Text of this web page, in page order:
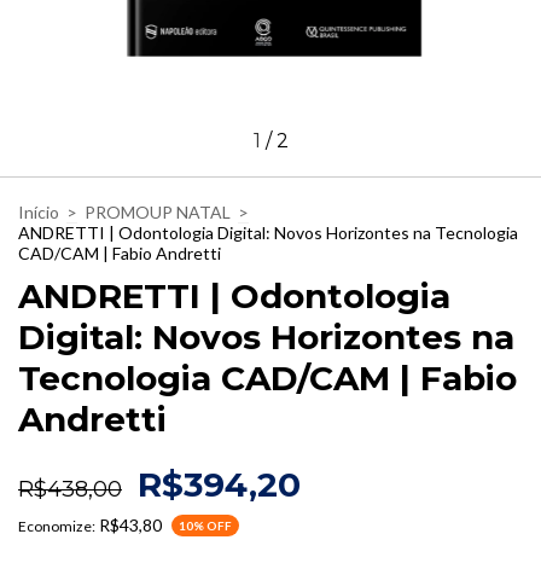
1 /2
Início > PROMOUP NATAL
>
ANDRETTI | Odontologia Digital: Novos Horizontes na Tecnologia
CAD/CAM | Fabio Andretti
ANDRETTI | Odontologia
Digital: Novos Horizontes na
Tecnologia CAD/CAM | Fabio
Andretti
R$438,00 R$394,20
Economize: R$43,80 10% OFF